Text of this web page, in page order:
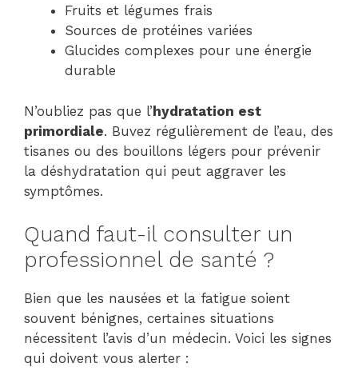
Fruits et légumes frais
Sources de protéines variées
Glucides complexes pour une énergie
durable
N’oubliez pas que l’hydratation est
primordiale. Buvez régulièrement de l’eau, des
tisanes ou des bouillons légers pour prévenir
la déshydratation qui peut aggraver les
symptômes.
Quand faut-il consulter un
professionnel de santé ?
Bien que les nausées et la fatigue soient
souvent bénignes, certaines situations
nécessitent l’avis d’un médecin. Voici les signes
qui doivent vous alerter :